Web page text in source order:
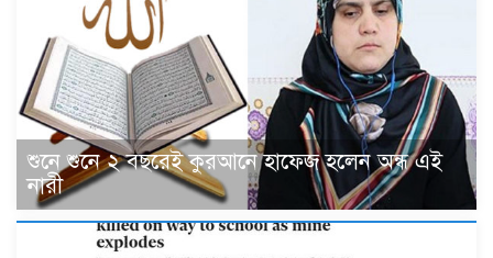
শুনে শুনে ২ বছরেই কুরআনে হাফেজ হলেন অন্ধ এই
নারী